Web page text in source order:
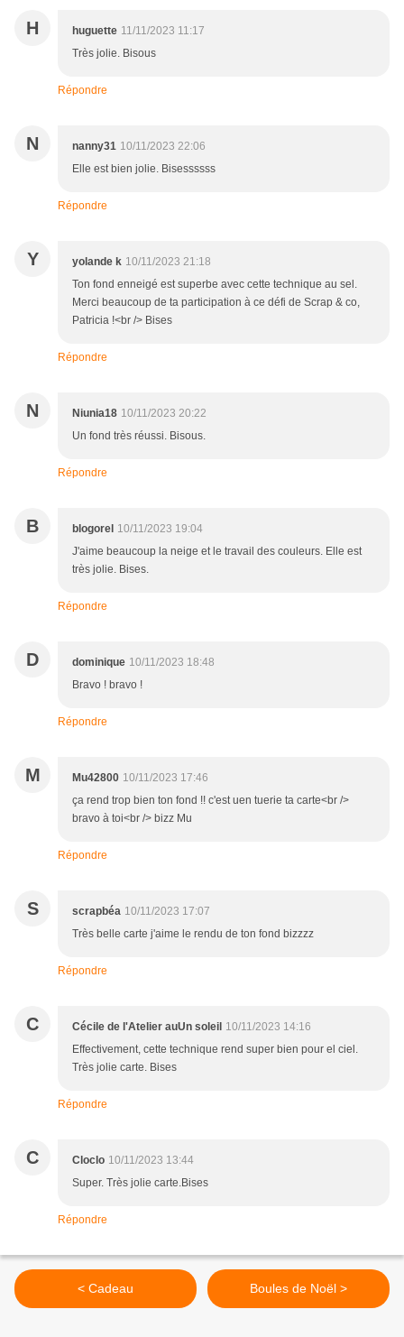
H huguette 11/11/2023 11:17
Très jolie. Bisous
Répondre
N nanny31 10/11/2023 22:06
Elle est bien jolie. Bisessssss
Répondre
Y yolande k 10/11/2023 21:18
Ton fond enneigé est superbe avec cette technique au sel.
Merci beaucoup de ta participation à ce défi de Scrap & co,
Patricia !<br /> Bises
Répondre
N Niunia18 10/11/2023 20:22
Un fond très réussi. Bisous.
Répondre
B blogorel 10/11/2023 19:04
J'aime beaucoup la neige et le travail des couleurs. Elle est
très jolie. Bises.
Répondre
D dominique 10/11/2023 18:48
Bravo ! bravo !
Répondre
M Mu42800 10/11/2023 17:46
ça rend trop bien ton fond !! c'est uen tuerie ta carte<br />
bravo à toi<br /> bizz Mu
Répondre
S scrapbéa 10/11/2023 17:07
Très belle carte j'aime le rendu de ton fond bizzzz
Répondre
C Cécile de l'Atelier auUn soleil 10/11/2023 14:16
Effectivement, cette technique rend super bien pour el ciel.
Très jolie carte. Bises
Répondre
C Cloclo 10/11/2023 13:44
Super. Très jolie carte.Bises
Répondre
< Cadeau Boules de Noël >